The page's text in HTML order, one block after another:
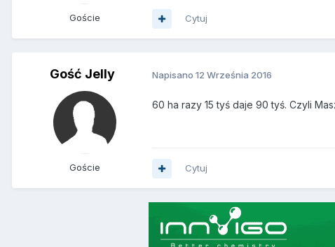
Goście Cytuj
Gość Jelly
Goście
Napisano 12 Września 2016
60 ha razy 15 tyś daje 90 tyś. Czyli
Cytuj